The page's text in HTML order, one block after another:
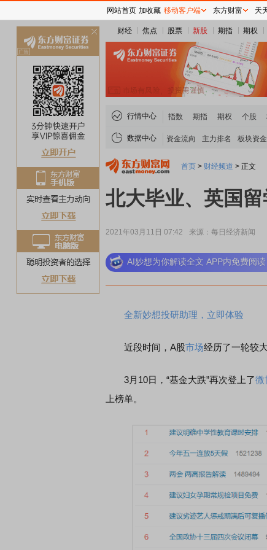
财经 焦点 股票 新股 期指 期权
行情中心 指数 期指 期权 个股
数据中心 资金流向 主力排名 板块资金
首页 > 财经频道 > 正文
北大毕业、英国
2021年03月11日 07:42 来源：每日经济新闻
AI妙想为你解读全文 APP内免费阅读
全新妙想投研助理，立即体验
近段时间，A股市场经历了一轮较
3月10日，“基金大跌”再次登上了微
上榜单。
稀土
网站首页 加收藏 移动客户端 东方财富 天
关